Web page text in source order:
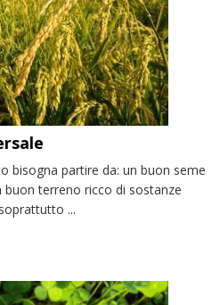
bisogna partire da: un buon seme
terreno ricco di sostanze
...